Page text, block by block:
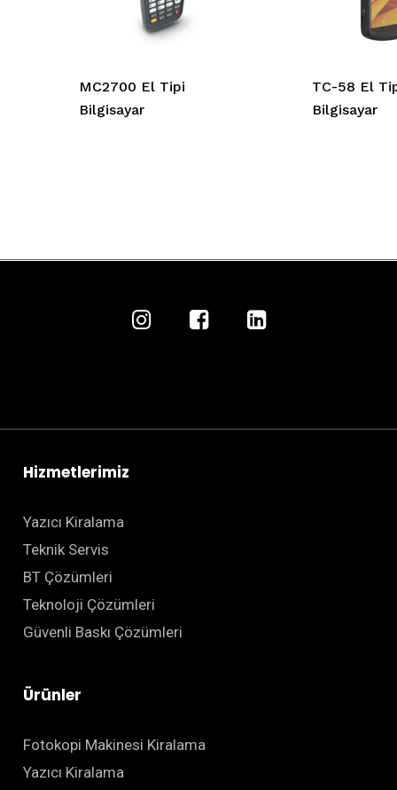
MC2700 El Tipi
Bilgisayar
TC-58 El
Bilgisayar
Hizmetlerimiz
Yazıcı Kiralama
Teknik Servis
BT Çözümleri
Teknoloji Çözümleri
Güvenli Baskı Çözümleri
Ürünler
Fotokopi Makinesi Kiralama
Yazıcı Kiralama